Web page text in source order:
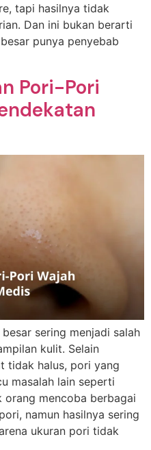
tapi hasilnya tidak
Dan ini bukan berarti
punya penyebab
Pori-Pori
sering menjadi salah
kulit. Selain
tidak halus, pori yang
masalah lain seperti
orang mencoba berbagai
namun hasilnya sering
ukuran pori tidak